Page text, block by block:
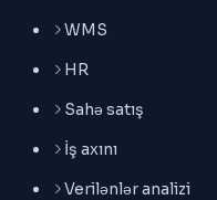
WMS
HR
Sahə satış
İş axını
Verilənlər analizi